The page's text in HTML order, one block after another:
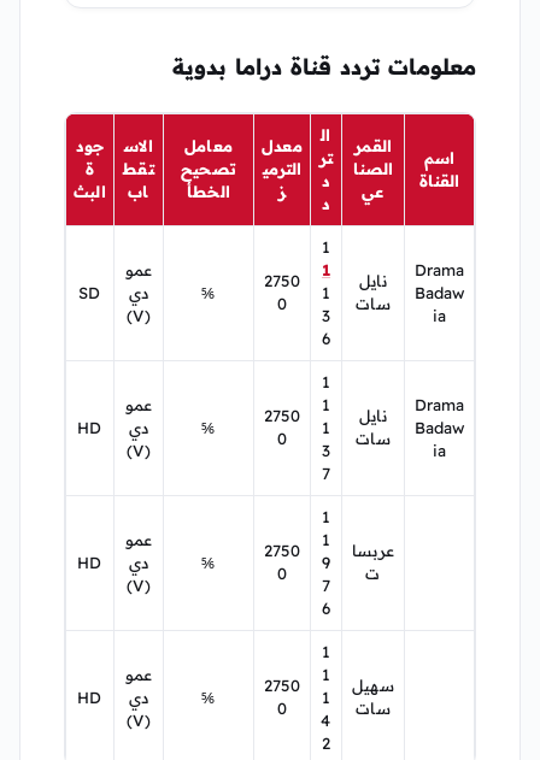
معلومات تردد قناة دراما بدوية
اسم
القناة
القمر
الصنا
عي
ال
تر
د
د
معدل
الترمي
ز
معامل
تصحيح
الخطأ
الاس
تقط
اب
جود
ة
البث
Drama
Badaw
ia
نايل
سات
1
1
1
3
6
2750
0
⅚
عمو
دي
(V)
SD
Drama
Badaw
ia
نايل
سات
1
1
1
3
7
2750
0
⅚
عمو
دي
(V)
HD
عربسا
ت
1
1
9
7
6
2750
0
⅚
عمو
دي
(V)
HD
سهيل
سات
1
1
1
4
2
2750
0
⅚
عمو
دي
(V)
HD